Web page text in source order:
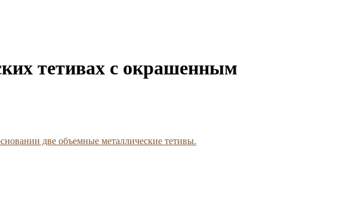
тетивах с окрашенным
две объемные металлические тетивы.